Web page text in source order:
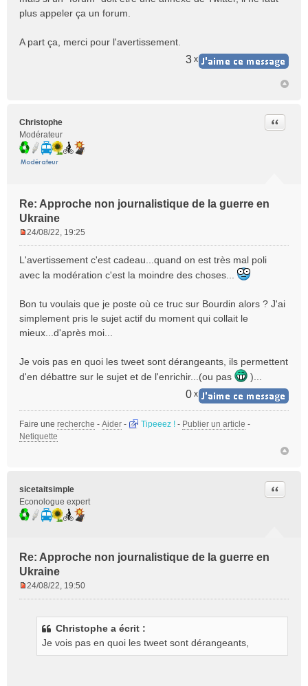
n
u
plus appeler ça un forum.
A part ça, merci pour l'avertissement.
3 x
Christophe
Modérateur
Re: Approche non journalistique de la guerre en
Ukraine
Citer
s
s
g
e
n
l
u
24/08/22, 19:25
L'avertissement c'est cadeau...quand on est très mal poli
avec la modération c'est la moindre des choses...
Bon tu voulais que je poste où ce truc sur Bourdin alors ? J'ai
simplement pris le sujet actif du moment qui collait le
mieux...d'après moi...
Je vois pas en quoi les tweet sont dérangeants, ils permettent
d'en débattre sur le sujet et de l'enrichir...(ou pas
)...
0 x
Faire une recherche - Aider - Tipeeez ! - Publier un article -
Netiquette
sicetaitsimple
Econologue expert
Re: Approche non journalistique de la guerre en
Ukraine
Citer
24/08/22, 19:50
Christophe a écrit :
Je vois pas en quoi les tweet sont dérangeants,